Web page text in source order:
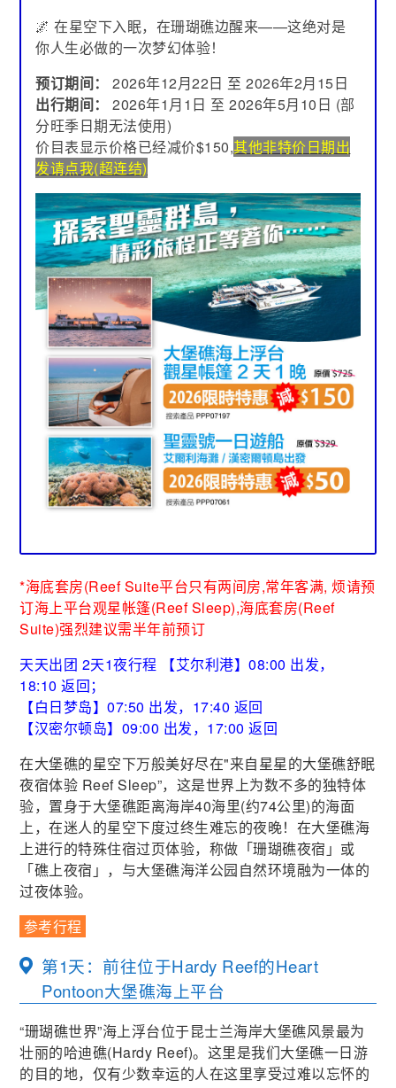
🌌 在星空下入眠，在珊瑚礁边醒来——这绝对是
你人生必做的一次梦幻体验！
预订期间：
2026年12月22日 至 2026年2月15日
出行期间：
2026年1月1日 至 2026年5月10日 (部
分旺季日期无法使用)
价目表显示价格已经减价$150,其他非特价日期出
发请点我(超连结)
*海底套房(Reef Suite平台只有两间房,常年客满, 烦请预
订海上平台观星帐篷(Reef Sleep),海底套房(Reef
Suite)强烈建议需半年前预订
天天出团 2天1夜行程 【艾尔利港】08:00 出发，
18:10 返回；
【白日梦岛】07:50 出发，17:40 返回
【汉密尔顿岛】09:00 出发，17:00 返回
在大堡礁的星空下万般美好尽在"来自星星的大堡礁舒眠
夜宿体验 Reef Sleep”，这是世界上为数不多的独特体
验，置身于大堡礁距离海岸40海里(约74公里)的海面
上，在迷人的星空下度过终生难忘的夜晚！在大堡礁海
上进行的特殊住宿过页体验，称做「珊瑚礁夜宿」或
「礁上夜宿」，与大堡礁海洋公园自然环境融为一体的
过夜体验。
参考行程
第1天：前往位于Hardy Reef的Heart
Pontoon大堡礁海上平台
“珊瑚礁世界”海上浮台位于昆士兰海岸大堡礁风景最为
壮丽的哈迪礁(Hardy Reef)。这里是我们大堡礁一日游
的目的地，仅有少数幸运的人在这里享受过难以忘怀的